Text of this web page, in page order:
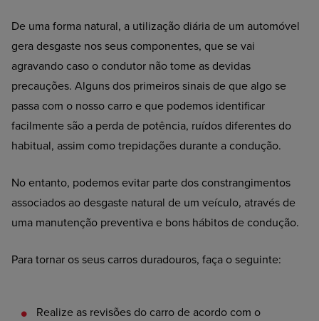
De uma forma natural, a utilização diária de um automóvel
gera desgaste nos seus componentes, que se vai
agravando caso o condutor não tome as devidas
precauções. Alguns dos primeiros sinais de que algo se
passa com o nosso carro e que podemos identificar
facilmente são a perda de potência, ruídos diferentes do
habitual, assim como trepidações durante a condução.
No entanto, podemos evitar parte dos constrangimentos
associados ao desgaste natural de um veículo, através de
uma manutenção preventiva e bons hábitos de condução.
Para tornar os seus carros duradouros, faça o seguinte:
Realize as revisões do carro de acordo com o